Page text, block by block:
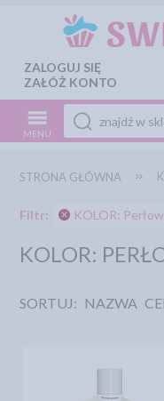
ZALOGUJ SIĘ
ZAŁÓŻ KONTO
MENU
STRONA GŁÓWNA
Filtr: KOLOR:
KOLOR:
SORTUJ: NAZWA